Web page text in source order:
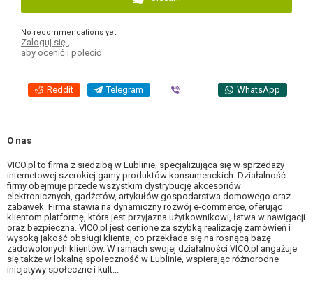
No recommendations yet
Zaloguj się
aby ocenić i polecić
Reddit Telegram WhatsApp
O nas
VICO.pl to firma z siedzibą w Lublinie, specjalizująca się w sprzedaży
internetowej szerokiej gamy produktów konsumenckich. Działalność
firmy obejmuje przede wszystkim dystrybucję akcesoriów
elektronicznych, gadżetów, artykułów gospodarstwa domowego oraz
zabawek. Firma stawia na dynamiczny rozwój e-commerce, oferując
klientom platformę, która jest przyjazna użytkownikowi, łatwa w nawigacji
oraz bezpieczna. VICO.pl jest cenione za szybką realizację zamówień i
wysoką jakość obsługi klienta, co przekłada się na rosnącą bazę
zadowolonych klientów. W ramach swojej działalności VICO.pl angażuje
się także w lokalną społeczność w Lublinie, wspierając różnorodne
inicjatywy społeczne i kult...